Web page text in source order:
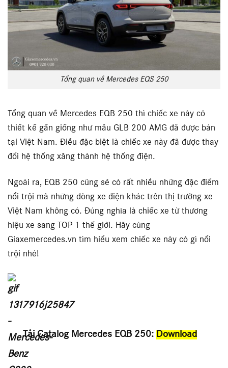
Tổng quan về Mercedes EQS 250
Tổng quan về Mercedes EQB 250 thì chiếc xe này có
thiết kế gần giống như mẫu GLB 200 AMG đã được bán
tại Việt Nam. Điều đặc biệt là chiếc xe này đã được thay
đổi hệ thống xăng thành hệ thống điện.
Ngoài ra, EQB 250 cũng sẽ có rất nhiều những đặc điểm
nổi trội mà những dòng xe điện khác trên thị trường xe
Việt Nam không có. Đúng nghĩa là chiếc xe từ thương
hiệu xe sang TOP 1 thế giới. Hãy cùng
Giaxemercedes.vn tìm hiểu xem chiếc xe này có gì nổi
trội nhé!
Tải Catalog Mercedes EQB 250: Download